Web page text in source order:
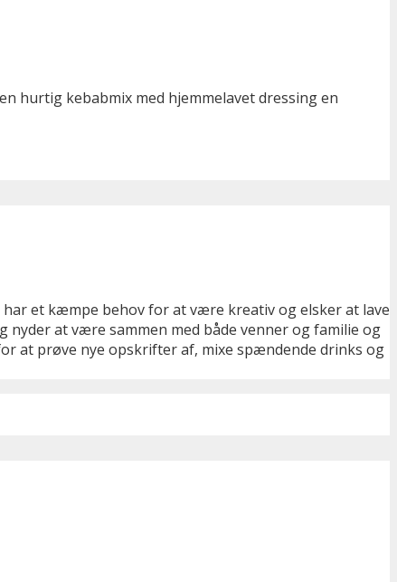
hurtig kebabmix med hjemmelavet dressing en
har et kæmpe behov for at være kreativ og elsker at lave
at være sammen med både venner og familie og
at prøve nye opskrifter af, mixe spændende drinks og